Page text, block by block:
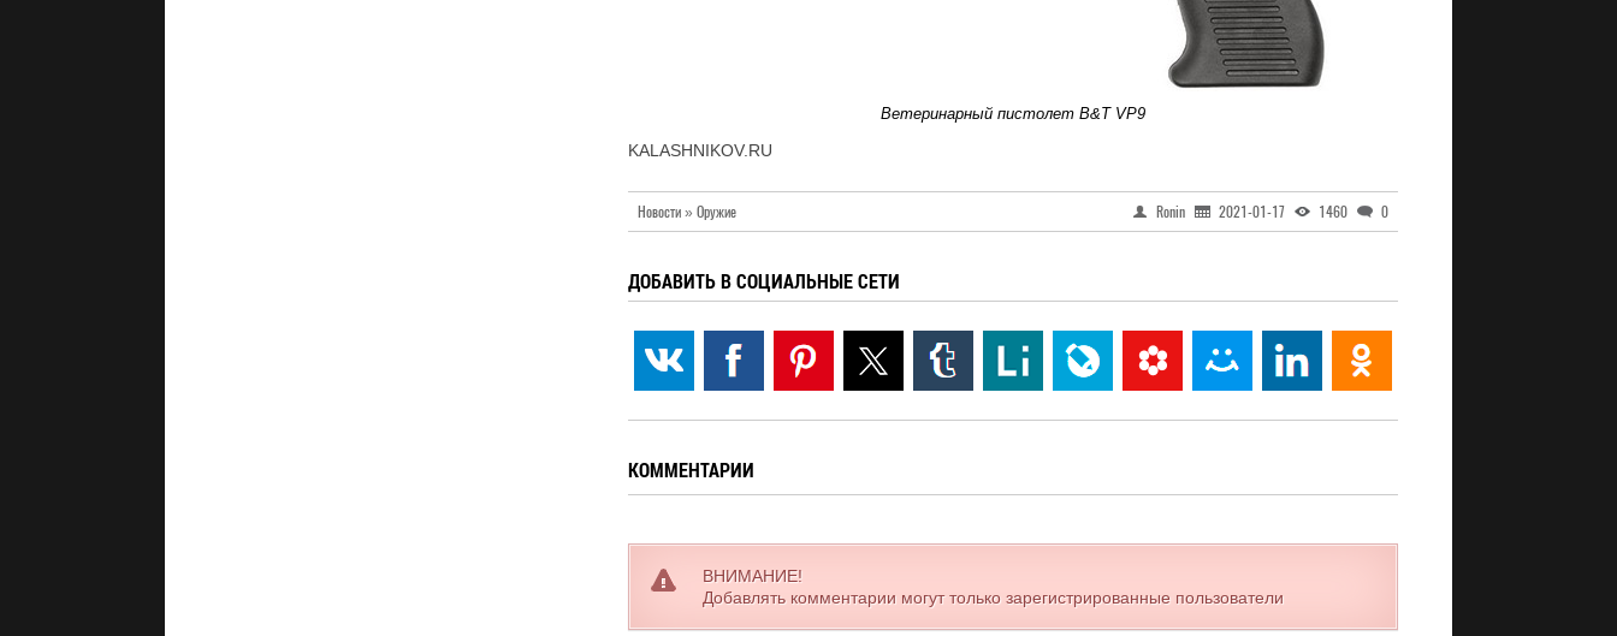
Ветеринарный пистолет B&T VP9
KALASHNIKOV.RU
Новости » Оружие Ronin 2021-01-17 1460 0
ДОБАВИТЬ В СОЦИАЛЬНЫЕ СЕТИ
КОММЕНТАРИИ
ВНИМАНИЕ!
Добавлять комментарии могут только зарегистрированные пользователи